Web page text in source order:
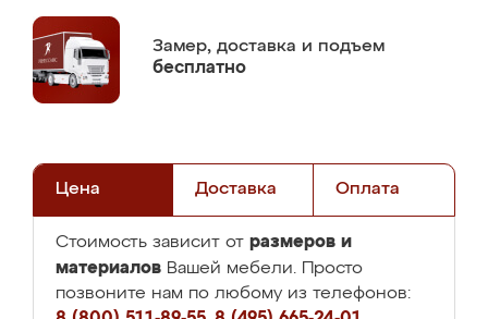
Замер, доставка и подъем
бесплатно
Цена Доставка Оплата
Стоимость зависит от размеров и
материалов Вашей мебели. Просто
позвоните нам по любому из телефонов: